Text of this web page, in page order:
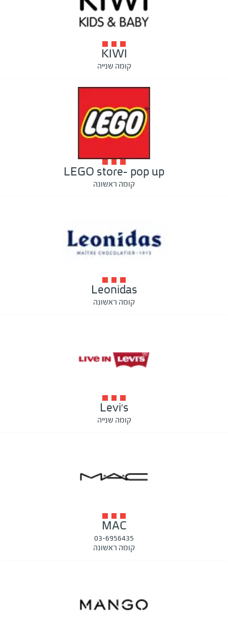
KIWI
קומה שנייה
LEGO store- pop up
קומה ראשונה
Leonidas
קומה ראשונה
Levi's
קומה שנייה
MAC
03-6956435
קומה ראשונה